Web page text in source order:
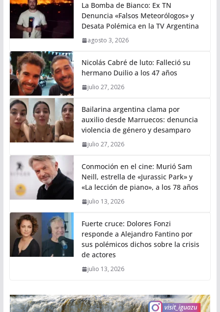
La Bomba de Bianco: Ex TN
Denuncia «Falsos Meteorólogos» y
Desata Polémica en la TV Argentina
agosto 3, 2026
Nicolás Cabré de luto: Falleció su
hermano Duilio a los 47 años
julio 27, 2026
Bailarina argentina clama por
auxilio desde Marruecos: denuncia
violencia de género y desamparo
julio 27, 2026
Conmoción en el cine: Murió Sam
Neill, estrella de «Jurassic Park» y
«La lección de piano», a los 78 años
julio 13, 2026
Fuerte cruce: Dolores Fonzi
responde a Alejandro Fantino por
sus polémicos dichos sobre la crisis
de actores
julio 13, 2026